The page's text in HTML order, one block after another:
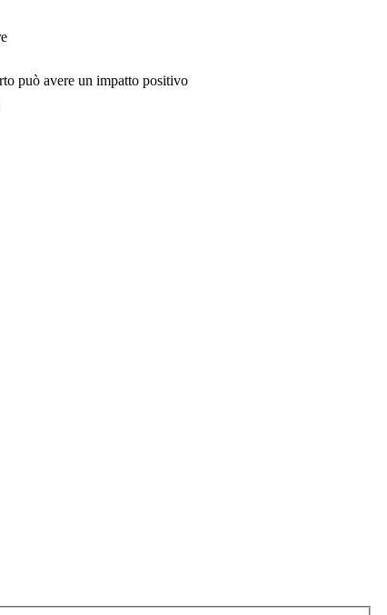
può avere un impatto positivo